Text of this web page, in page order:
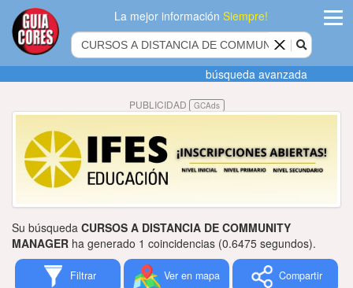
La mejor informaciónSiempre!
Agregar
empresa
datos
Publicidad
Tiendacores
búsqueda avanzada
PUBLICIDAD GCAds
Su búsqueda CURSOS A DISTANCIA DE COMMUNITY
MANAGER ha generado 1 coincidencias (0.6475 segundos).
Filtrar Ver en mapa Compartir